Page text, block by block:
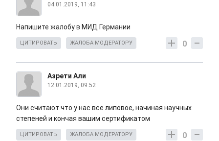
04.01.2019, 11:43
Напишите жалобу в МИД Германии
0
ЦИТИРОВАТЬ ЖАЛОБА МОДЕРАТОРУ
Азрети Али
12.01.2019, 09:52
Они считают что у нас все липовое, начиная научных
степеней и кончая вашим сертификатом
0
ЦИТИРОВАТЬ ЖАЛОБА МОДЕРАТОРУ